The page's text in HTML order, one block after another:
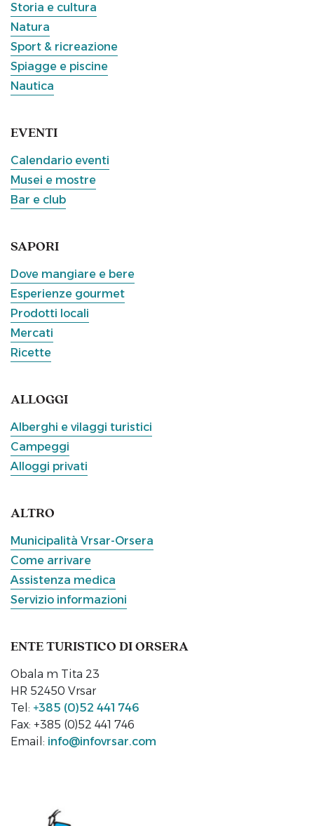
Storia e cultura
Natura
Sport & ricreazione
Spiagge e piscine
Nautica
EVENTI
Calendario eventi
Musei e mostre
Bar e club
SAPORI
Dove mangiare e bere
Esperienze gourmet
Prodotti locali
Mercati
Ricette
ALLOGGI
Alberghi e vilaggi turistici
Campeggi
Alloggi privati
ALTRO
Municipalità Vrsar-Orsera
Come arrivare
Assistenza medica
Servizio informazioni
ENTE TURISTICO DI ORSERA
Obala m Tita 23
HR 52450 Vrsar
Tel: +385 (0)52 441 746
Fax: +385 (0)52 441 746
Email: info@infovrsar.com